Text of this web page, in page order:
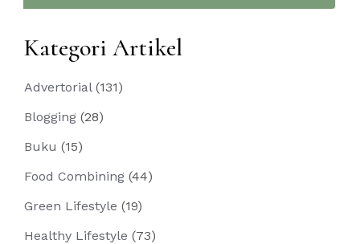
Kategori Artikel
Advertorial(131)
Blogging (28)
Buku (15)
Food Combining (44)
Green Lifestyle (19)
Healthy Lifestyle (73)